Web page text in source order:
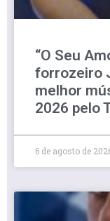
“O Seu
forrozeiro
melhor
2026 pelo
6 de agosto de